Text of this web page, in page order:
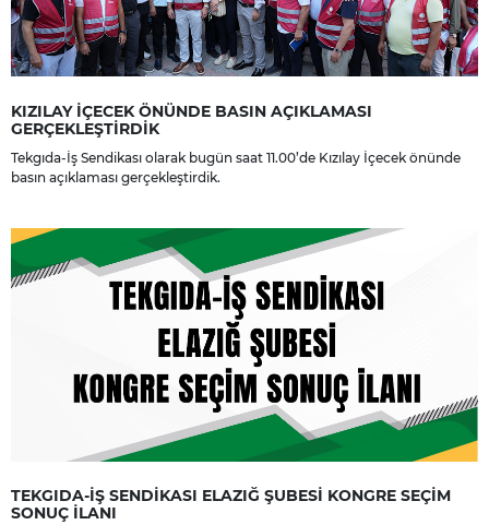
KIZILAY İÇECEK ÖNÜNDE BASIN AÇIKLAMASI
GERÇEKLEŞTİRDİK
Tekgıda-İş Sendikası olarak bugün saat 11.00’de Kızılay İçecek önünde
basın açıklaması gerçekleştirdik.
TEKGIDA-İŞ SENDİKASI ELAZIĞ ŞUBESİ KONGRE SEÇİM
SONUÇ İLANI